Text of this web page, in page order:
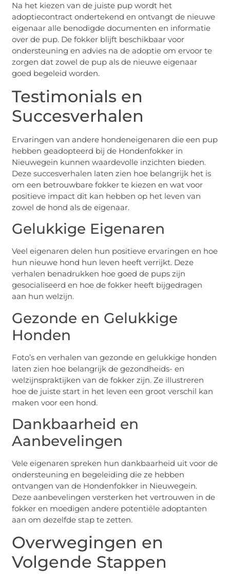
Na het kiezen van de juiste pup wordt het
adoptiecontract ondertekend en ontvangt de nieuwe
eigenaar alle benodigde documenten en informatie
over de pup. De fokker blijft beschikbaar voor
ondersteuning en advies na de adoptie om ervoor te
zorgen dat zowel de pup als de nieuwe eigenaar
goed begeleid worden.
Testimonials en
Succesverhalen
Ervaringen van andere hondeneigenaren die een pup
hebben geadopteerd bij de Hondenfokker in
Nieuwegein kunnen waardevolle inzichten bieden.
Deze succesverhalen laten zien hoe belangrijk het is
om een betrouwbare fokker te kiezen en wat voor
positieve impact dit kan hebben op het leven van
zowel de hond als de eigenaar.
Gelukkige Eigenaren
Veel eigenaren delen hun positieve ervaringen en hoe
hun nieuwe hond hun leven heeft verrijkt. Deze
verhalen benadrukken hoe goed de pups zijn
gesocialiseerd en hoe de fokker heeft bijgedragen
aan hun welzijn.
Gezonde en Gelukkige
Honden
Foto’s en verhalen van gezonde en gelukkige honden
laten zien hoe belangrijk de gezondheids- en
welzijnspraktijken van de fokker zijn. Ze illustreren
hoe de juiste start in het leven een groot verschil kan
maken voor een hond.
Dankbaarheid en
Aanbevelingen
Vele eigenaren spreken hun dankbaarheid uit voor de
ondersteuning en begeleiding die ze hebben
ontvangen van de Hondenfokker in Nieuwegein.
Deze aanbevelingen versterken het vertrouwen in de
fokker en moedigen andere potentiële adoptanten
aan om dezelfde stap te zetten.
Overwegingen en
Volgende Stappen